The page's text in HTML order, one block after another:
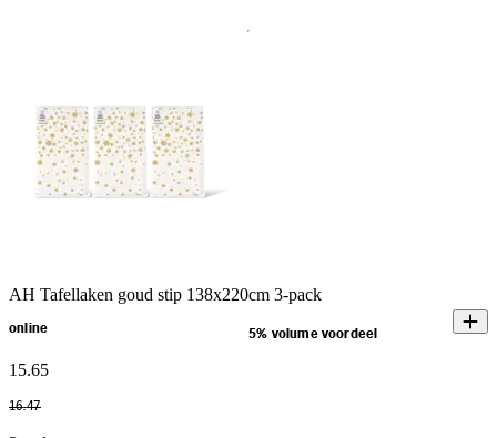
AH Tafellaken goud stip 138x220cm 3-pack
online 5% volume voordeel
15.65
16.47